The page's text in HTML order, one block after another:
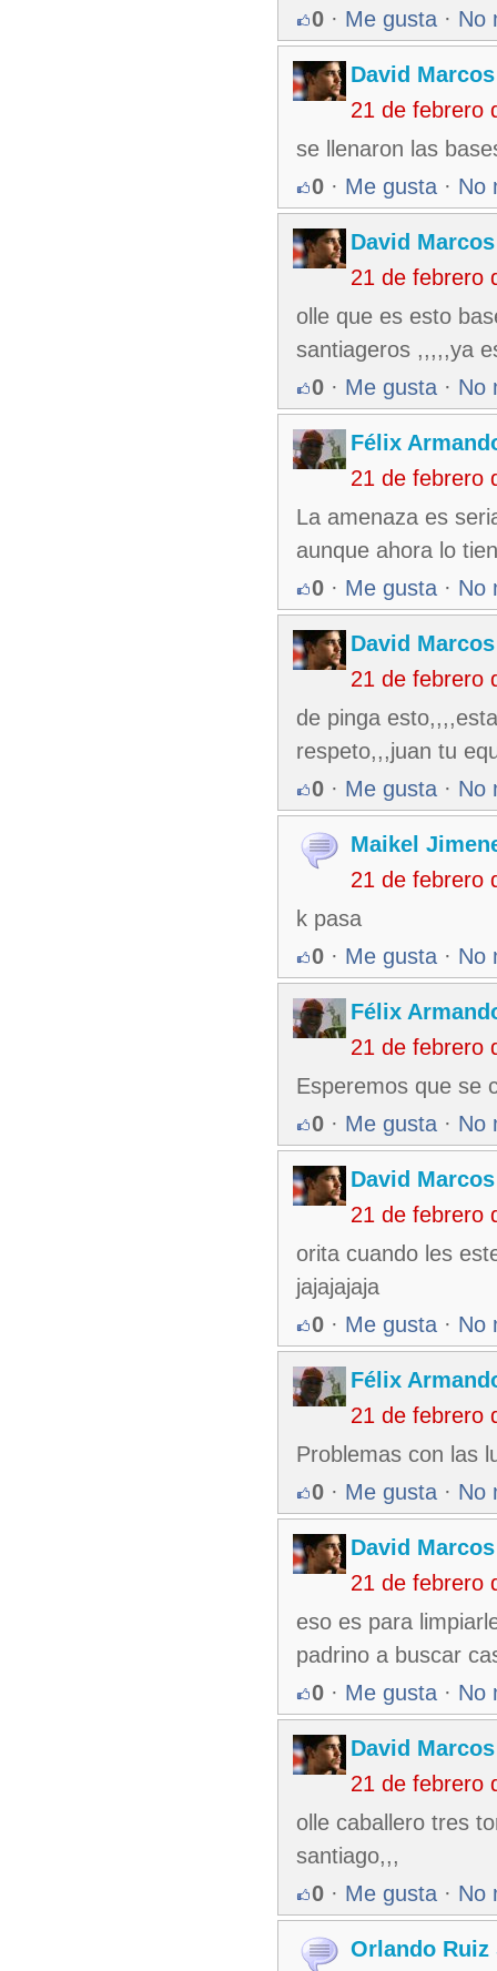
0 · Me gusta · No
David Marcos
21 de febrero
se llenaron las
0 · Me gusta · No
David Marcos
21 de febrero
olle que es esto
santiageros ,,,,,ya
0 · Me gusta · No
Félix
21 de febrero
La amenaza es
aunque ahora lo
0 · Me gusta · No
David Marcos
21 de febrero
de pinga
respeto,,,juan tu
0 · Me gusta · No
Maikel
21 de febrero
k pasa
0 · Me gusta · No
Félix
21 de febrero
Esperemos que se
0 · Me gusta · No
David Marcos
21 de febrero
orita cuando les
jajajajaja
0 · Me gusta · No
Félix
21 de febrero
Problemas con las
0 · Me gusta · No
David Marcos
21 de febrero
eso es para
padrino a buscar
0 · Me gusta · No
David Marcos
21 de febrero
olle caballero tres
santiago,,,
0 · Me gusta · No
Orlando Ruiz